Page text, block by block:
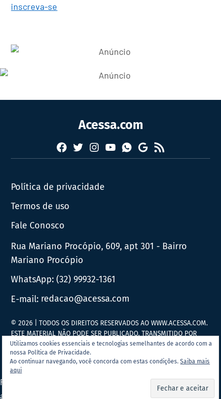
inscreva-se
Acessa.com
Facebook
TwitterInstagram
YouTubeWhatsapp
Google
News
RSS
Política de privacidade
Termos de uso
Fale Conosco
Rua Mariano Procópio, 609, apt 301 - Bairro
Mariano Procópio
WhatsApp:(32) 99932-1361
E-mail: redacao@acessa.com
Utilizamos cookies essenciais e tecnologias semelhantes de acordo com a
nossa Política de Privacidade.
Ao continuar navegando, você concorda com estas condições.Saiba mais
aqui
© 2026 | TODOS OS DIREITOS RESERVADOS AO WWW.ACESSA.COM.
ESTE MATERIAL NÃO PODE SER PUBLICADO, TRANSMITIDO POR
BROADCAST, REESCRITO OU REDISTRIBUÍDO SEM PRÉVIA
AUTORIZAÇÃO.
Portal Acessa.com é
associado ao